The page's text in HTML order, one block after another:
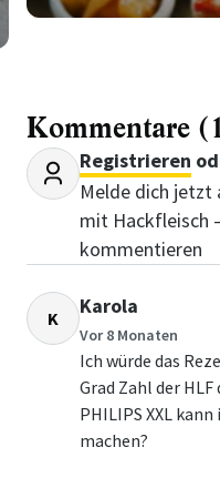
Kommentare
Registrieren
Melde dich jetzt
mit Hackfleisch
kommentieren
K Karola
Vor 8 Monaten
Ich würde das
Grad Zahl der
PHILIPS XXL kann
machen?